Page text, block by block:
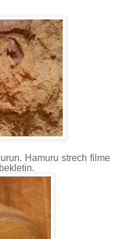
Hamuru strech filme